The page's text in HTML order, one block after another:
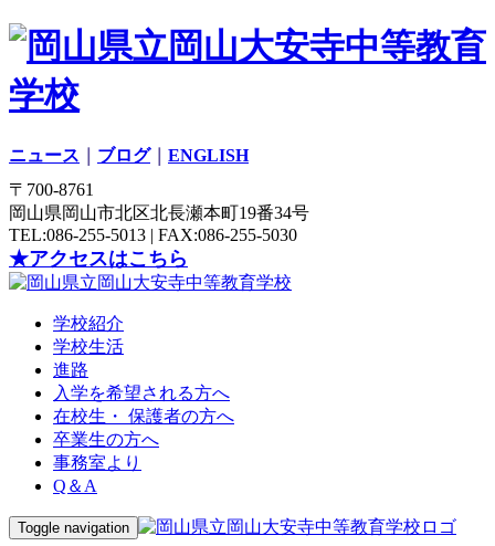
ニュース ブログ｜ ENGLISH
〒700-8761
岡山県岡山市北区北長瀬本町19番34号
TEL:086-255-5013 | FAX:086-255-5030
★アクセスはこちら
学校紹介
学校生活
進路
入学を希望される方へ
在校生・ 保護者の方へ
卒業生の方へ
事務室より
Q＆A
Toggle navigation